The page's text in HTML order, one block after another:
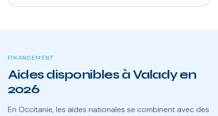
FINANCEMENT
Aides disponibles à Valady en
2026
En Occitanie, les aides nationales se combinent avec des